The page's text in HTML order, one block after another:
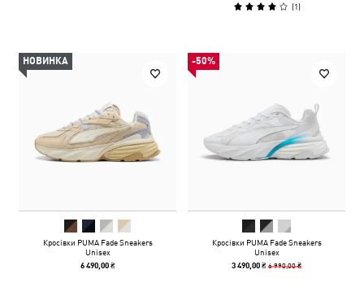
(1)
НОВИНКА
Кросівки PUMA Fade Sneakers
Unisex
6 490,00 ₴
-50%
Кросівки PUMA Fade Sneakers
Unisex
3 490,00 ₴6 990,00 ₴